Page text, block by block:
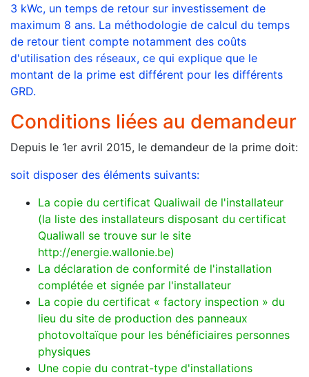
3 kWc, un temps de retour sur investissement de
maximum 8 ans. La méthodologie de calcul du temps
de retour tient compte notamment des coûts
d'utilisation des réseaux, ce qui explique que le
montant de la prime est différent pour les différents
GRD.
Conditions liées au demandeur
Depuis le 1er avril 2015, le demandeur de la prime doit:
soit disposer des éléments suivants:
La copie du certificat Qualiwail de l'installateur
(la liste des installateurs disposant du certificat
Qualiwall se trouve sur le site
http://energie.wallonie.be)
La déclaration de conformité de l'installation
complétée et signée par l'installateur
La copie du certificat « factory inspection » du
lieu du site de production des panneaux
photovoltaïque pour les bénéficiaires personnes
physiques
Une copie du contrat-type d'installations